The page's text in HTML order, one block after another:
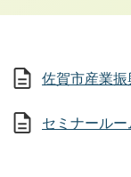
佐賀市産業
セミナール